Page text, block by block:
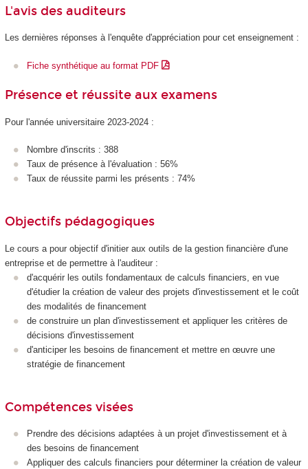
L'avis des auditeurs
Les dernières réponses à l'enquête d'appréciation pour cet enseignement :
Fiche synthétique au format PDF
Présence et réussite aux examens
Pour l'année universitaire 2023-2024 :
Nombre d'inscrits : 388
Taux de présence à l'évaluation : 56%
Taux de réussite parmi les présents : 74%
Objectifs pédagogiques
Le cours a pour objectif d'initier aux outils de la gestion financière d'une
entreprise et de permettre à l'auditeur :
d'acquérir les outils fondamentaux de calculs financiers, en vue
d'étudier la création de valeur des projets d'investissement et le coût
des modalités de financement
de construire un plan d'investissement et appliquer les critères de
décisions d'investissement
d'anticiper les besoins de financement et mettre en œuvre une
stratégie de financement
Compétences visées
Prendre des décisions adaptées à un projet d'investissement et à
des besoins de financement
Appliquer des calculs financiers pour déterminer la création de valeur